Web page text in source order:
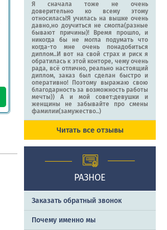
Я сначала тоже не очень
доверительно ко всему этому
относилась!Я училась на вышке очень
давно,но доучиться не смогла(разные
бывают причины)! Время прошло, и
никогда бы не могла подумать что
когда-то мне очень понадобиться
диплом..И вот на свой страх и риск я
обратилась к этой конторе, чему очень
рада, всё отлично, реально настоящий
диплом, заказ был сделан быстро и
оперативно! Поэтому выражаю свою
благодарность за возможность работы
мечты)) А и мой совет:девушки и
женщины не забывайте про смены
фамилии(замужество..)
Читать все отзывы
РАЗНОЕ
Заказать обратный звонок
Почему именно мы